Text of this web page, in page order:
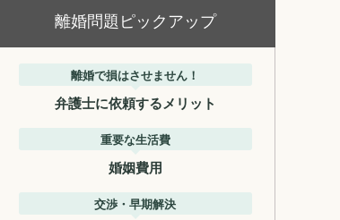
離婚問題ピックアップ
離婚で損はさせません！
弁護士に依頼するメリット
重要な生活費
婚姻費用
交渉・早期解決